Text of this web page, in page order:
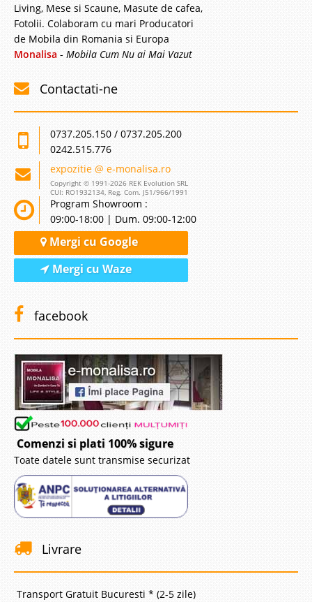
Living, Mese si Scaune, Masute de cafea,
Fotolii. Colaboram cu mari Producatori
de Mobila din Romania si Europa
Monalisa - Mobila Cum Nu ai Mai Vazut
Contactati-ne
0737.205.150 / 0737.205.200
0242.515.776
expozitie @ e-monalisa.ro
Copyright © 1991-2026 REK Evolution SRL
CUI: RO1932134, Reg. Com. J51/966/1991
Program Showroom :
09:00-18:00 | Dum. 09:00-12:00
Mergi cu Google
Mergi cu Waze
facebook
Comenzi si plati 100% sigure
Toate datele sunt transmise securizat
Livrare
Transport Gratuit Bucuresti * (2-5 zile)